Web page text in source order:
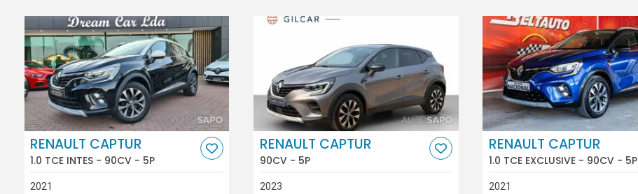
RENAULT CAPTUR
1.0 TCE INTES - 90CV - 5P
2021
RENAULT CAPTUR
90CV - 5P
2023
RENAULT CAPTUR
1.0 TCE EXCLUSIVE - 90CV - 5P
2021